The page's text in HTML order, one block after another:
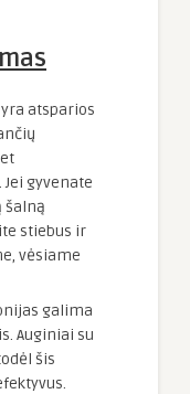
atsparios
gyvenate
šalną
stiebus ir
vėsiame
galima
Auginiai su
šis